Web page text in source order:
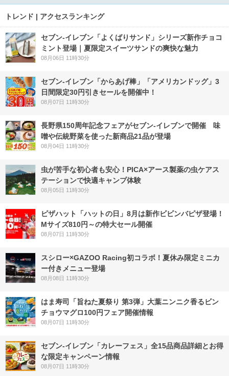
トレンド | アクセスランキング
セブン‐イレブン「よくばりサンド」シリーズ新作チョコ
ミント登場｜夏限定スイーツサンドの爽快な魅力
08月06日 11時30分
セブン‐イレブン「からあげ棒」「アメリカンドッグ」3
日間限定30円引きセールを開催中！
08月07日 11時30分
長野県150周年記念フェアがセブン-イレブンで開催 味
噌や伝統野菜を使った新商品21品が登場
08月04日 11時30分
虫が苦手な初心者も安心！PICA×アース製薬の虫ケアス
テーションで快適キャンプ体験
08月05日 11時30分
ピザハット「ハットの日」8月は新作ビビンバピザ登場！
Mサイズ810円～の特大セール開催
08月07日 11時30分
スシロー×GAZOO Racing初コラボ！夏休み限定ミニカ
ー付きメニュー登場
08月08日 11時30分
はま寿司「旨ねた夏祭り 第3弾」大葉ニンニク香るビン
チョウマグロ100円フェア開催情報
08月07日 11時30分
セブン‐イレブン「カレーフェス」全15品商品詳細とお得
な限定キャンペーン情報
08月07日 11時30分